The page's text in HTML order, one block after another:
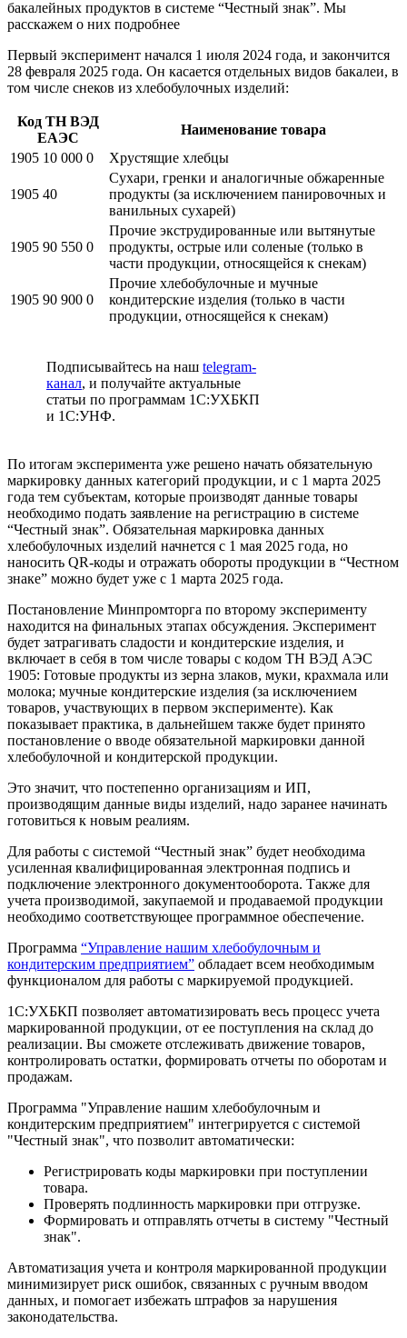
бакалейных продуктов в системе “Честный знак”. Мы
расскажем о них подробнее
Первый эксперимент начался 1 июля 2024 года, и закончится
28 февраля 2025 года. Он касается отдельных видов бакалеи, в
том числе снеков из хлебобулочных изделий:
Код ТН ВЭД
ЕАЭС
Наименование товара
1905 10 000 0
Хрустящие хлебцы
1905 40
Сухари, гренки и аналогичные обжаренные
продукты (за исключением панировочных и
ванильных сухарей)
1905 90 550 0
Прочие экструдированные или вытянутые
продукты, острые или соленые (только в
части продукции, относящейся к снекам)
1905 90 900 0
Прочие хлебобулочные и мучные
кондитерские изделия (только в части
продукции, относящейся к снекам)
Подписывайтесь на наш telegram-
канал, и получайте актуальные
статьи по программам 1С:УХБКП
и 1С:УНФ.
По итогам эксперимента уже решено начать обязательную
маркировку данных категорий продукции, и с 1 марта 2025
года тем субъектам, которые производят данные товары
необходимо подать заявление на регистрацию в системе
“Честный знак”. Обязательная маркировка данных
хлебобулочных изделий начнется с 1 мая 2025 года, но
наносить QR-коды и отражать обороты продукции в “Честном
знаке” можно будет уже с 1 марта 2025 года.
Постановление Минпромторга по второму эксперименту
находится на финальных этапах обсуждения. Эксперимент
будет затрагивать сладости и кондитерские изделия, и
включает в себя в том числе товары с кодом ТН ВЭД АЭС
1905: Готовые продукты из зерна злаков, муки, крахмала или
молока; мучные кондитерские изделия (за исключением
товаров, участвующих в первом эксперименте). Как
показывает практика, в дальнейшем также будет принято
постановление о вводе обязательной маркировки данной
хлебобулочной и кондитерской продукции.
Это значит, что постепенно организациям и ИП,
производящим данные виды изделий, надо заранее начинать
готовиться к новым реалиям.
Для работы с системой “Честный знак” будет необходима
усиленная квалифицированная электронная подпись и
подключение электронного документооборота. Также для
учета производимой, закупаемой и продаваемой продукции
необходимо соответствующее программное обеспечение.
Программа “Управление нашим хлебобулочным и
кондитерским предприятием” обладает всем необходимым
функционалом для работы с маркируемой продукцией.
1С:УХБКП позволяет автоматизировать весь процесс учета
маркированной продукции, от ее поступления на склад до
реализации. Вы сможете отслеживать движение товаров,
контролировать остатки, формировать отчеты по оборотам и
продажам.
Программа "Управление нашим хлебобулочным и
кондитерским предприятием" интегрируется с системой
"Честный знак", что позволит автоматически:
Регистрировать коды маркировки при поступлении
товара.
Проверять подлинность маркировки при отгрузке.
Формировать и отправлять отчеты в систему "Честный
знак".
Автоматизация учета и контроля маркированной продукции
минимизирует риск ошибок, связанных с ручным вводом
данных, и помогает избежать штрафов за нарушения
законодательства.